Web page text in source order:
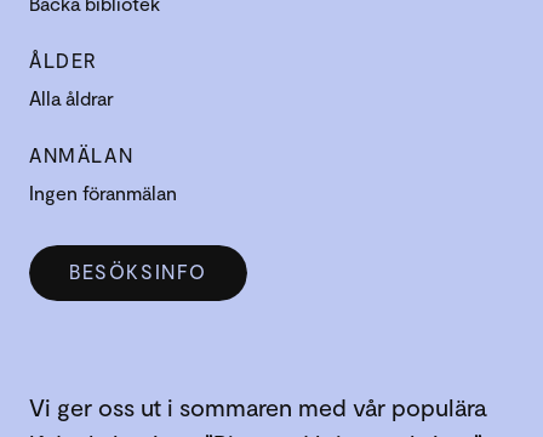
ÅLDER
Alla åldrar
ANMÄLAN
Ingen föranmälan
BESÖKSINFO
Vi ger oss ut i sommaren med vår populära